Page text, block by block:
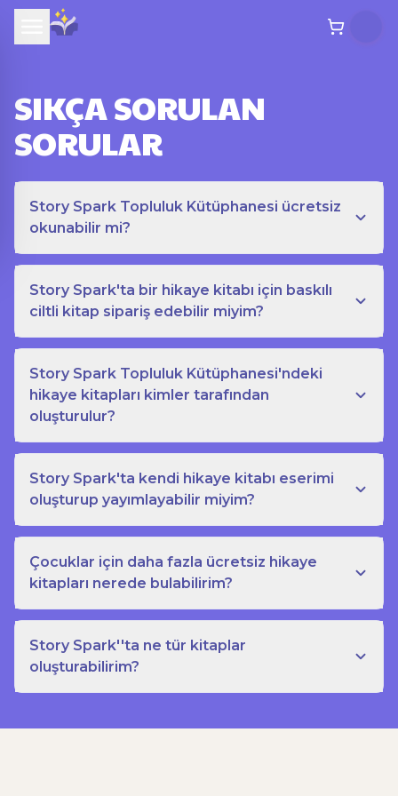
SIKÇA SORULAN
SORULAR
Story Spark Topluluk Kütüphanesi ücretsiz
okunabilir mi?
Story Spark'ta bir hikaye kitabı için baskılı
ciltli kitap sipariş edebilir miyim?
Story Spark Topluluk Kütüphanesi'ndeki
hikaye kitapları kimler tarafından
oluşturulur?
Story Spark'ta kendi hikaye kitabı eserimi
oluşturup yayımlayabilir miyim?
Çocuklar için daha fazla ücretsiz hikaye
kitapları nerede bulabilirim?
Story Spark''ta ne tür kitaplar
oluşturabilirim?